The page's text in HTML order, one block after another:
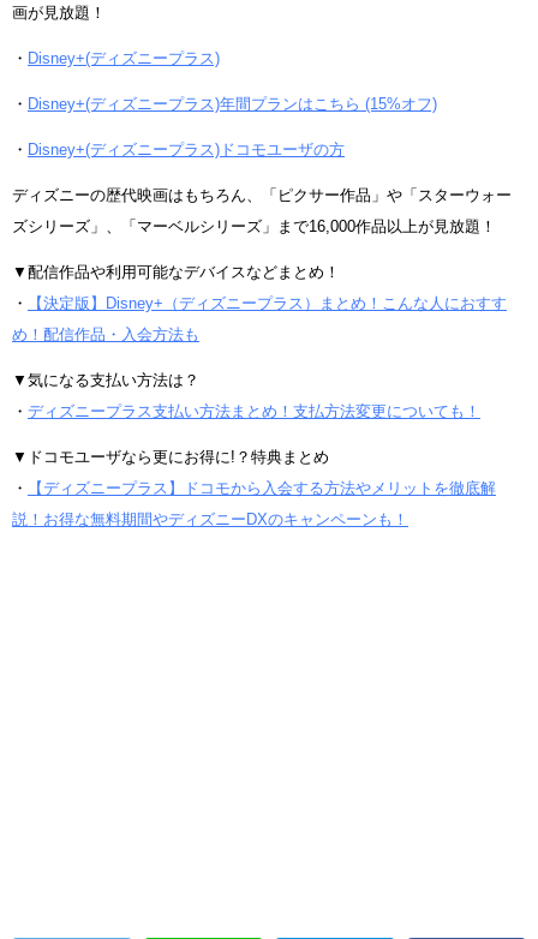
画が見放題！
・ Disney+(ディズニープラス)
・ Disney+(ディズニープラス)年間プランはこちら (15%オフ)
・ Disney+(ディズニープラス)ドコモユーザの方
ディズニーの歴代映画はもちろん、「ピクサー作品」や「スターウォー
ズシリーズ」、「マーベルシリーズ」まで16,000作品以上が見放題！
▼配信作品や利用可能なデバイスなどまとめ！
・
【決定版】Disney+（ディズニープラス）まとめ！こんな人におすす
め！配信作品・入会方法も
▼気になる支払い方法は？
・ ディズニープラス支払い方法まとめ！支払方法変更についても！
▼ドコモユーザなら更にお得に!？特典まとめ
・
【ディズニープラス】ドコモから入会する方法やメリットを徹底解
説！お得な無料期間やディズニーDXのキャンペーンも！